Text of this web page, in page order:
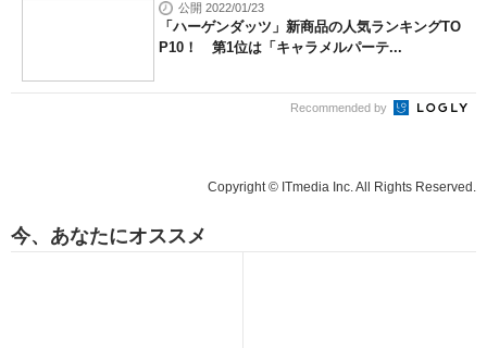
公開 2022/01/23
「ハーゲンダッツ」新商品の人気ランキングTO
P10！ 第1位は「キャラメルパーテ...
Recommended by
Copyright © ITmedia Inc. All Rights Reserved.
今、あなたにオススメ